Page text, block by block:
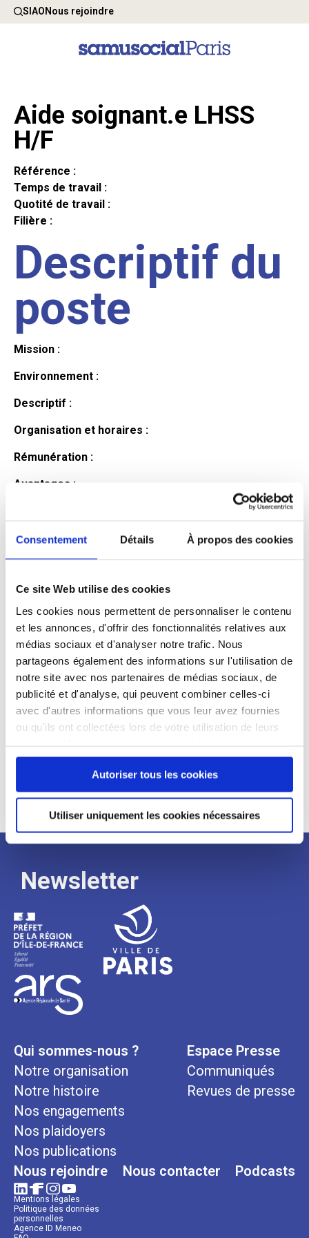
Consentement Détails À propos des cookies
Ce site Web utilise des cookies
Les cookies nous permettent de personnaliser le contenu
et les annonces, d'offrir des fonctionnalités relatives aux
médias sociaux et d'analyser notre trafic. Nous
partageons également des informations sur l'utilisation de
notre site avec nos partenaires de médias sociaux, de
publicité et d'analyse, qui peuvent combiner celles-ci
avec d'autres informations que vous leur avez fournies
ou qu'ils ont collectées lors de votre utilisation de leurs
continuez à utiliser notre site Web.
Autoriser tous les cookies
Utiliser uniquement les cookies nécessaires
SIAONous rejoindre
Aide soignant.e LHSS
H/F
Référence :
Temps de travail :
Quotité de travail :
Filière :
Descriptif du
poste
Mission :
Environnement :
Descriptif :
Organisation et horaires :
Rémunération :
Avantages :
Profil du
candidat
Qualifications et diplômes :
Profil recherché :
Expérience :
Processus
de
recrutement
Newsletter
Qui sommes-nous ?
Notre organisation
Notre histoire
Nos engagements
Nos plaidoyers
Nos publications
Espace Presse
Communiqués
Revues de presse
Nous rejoindre Nous contacter Podcasts
Mentions légales
Politique des données
personnelles
Agence ID Meneo